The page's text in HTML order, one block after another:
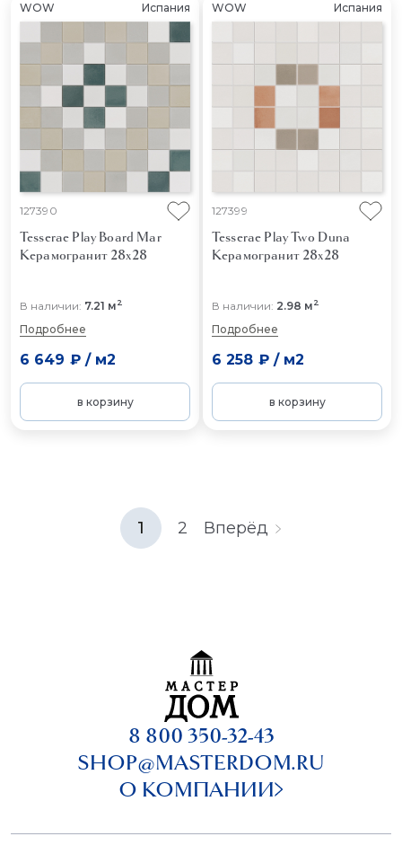
WOW Испания
127390
Tesserae Play Board Mar
Керамогранит 28x28
В наличии: 7.21 м2
Подробнее
6 649 ₽/ м2
в корзину
WOW Испания
127399
Tesserae Play Two Duna
Керамогранит 28x28
В наличии: 2.98 м2
Подробнее
6 258 ₽/ м2
в корзину
1 2 Вперёд
8 800 350-32-43
SHOP@MASTERDOM.RU
О КОМПАНИИ